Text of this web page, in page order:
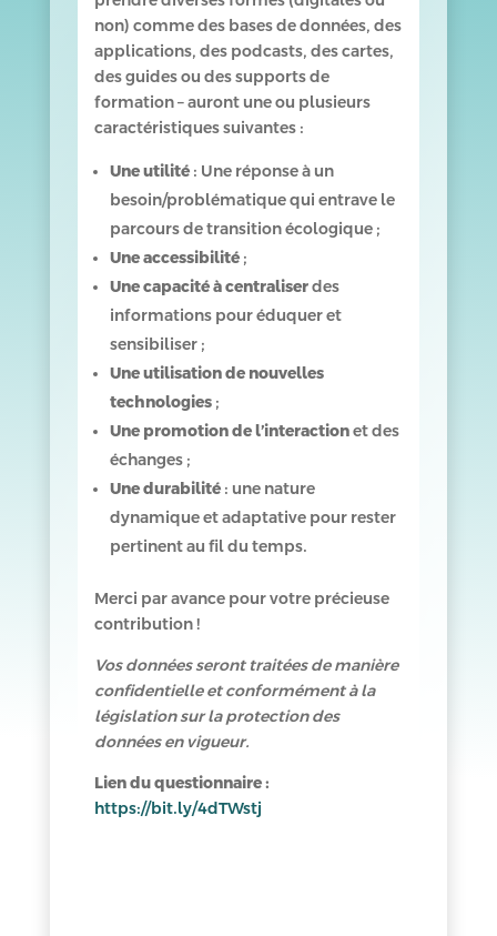
non) comme des bases de données, des
applications, des podcasts, des cartes,
des guides ou des supports de
formation – auront une ou plusieurs
caractéristiques suivantes :
Une utilité: Une réponse à un
besoin/problématique qui entrave le
parcours de transition écologique ;
Une accessibilité;
Une capacité à centraliserdes
informations pour éduquer et
sensibiliser ;
Une utilisation de nouvelles
technologies;
Une promotion de l’interactionet des
échanges ;
Une durabilité: une nature
dynamique et adaptative pour rester
pertinent au fil du temps.
Merci par avance pour votre précieuse
contribution !
Vos données seront traitées de manière
confidentielle et conformément à la
législation sur la protection des
données en vigueur.
Lien du questionnaire :
https://bit.ly/4dTWstj